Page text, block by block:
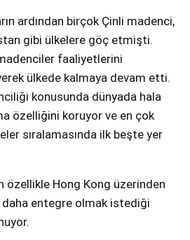
ardından birçok Çinli madenci,
gibi ülkelere göç etmişti.
faaliyetlerini
ülkede kalmaya devam etti.
konusunda dünyada hala
özelliğini koruyor ve en çok
sıralamasında ilk beşte yer
özellikle Hong Kong üzerinden
entegre olmak istediği